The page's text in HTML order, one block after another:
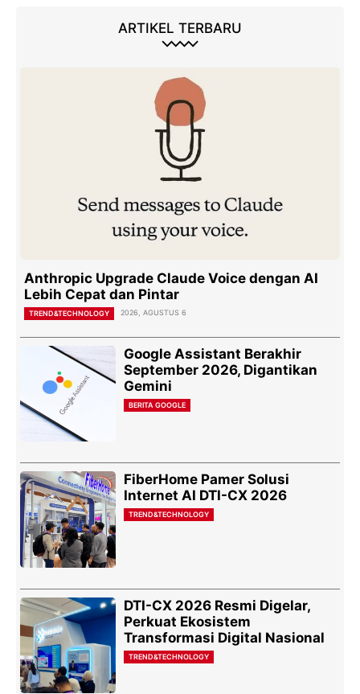
ARTIKEL TERBARU
Anthropic Upgrade Claude Voice dengan AI
Lebih Cepat dan Pintar
TREND&TECHNOLOGY 2026, AGUSTUS 6
Google Assistant Berakhir
September 2026, Digantikan
Gemini
BERITA GOOGLE
FiberHome Pamer Solusi
Internet AI DTI-CX 2026
TREND&TECHNOLOGY
DTI-CX 2026 Resmi Digelar,
Perkuat Ekosistem
Transformasi Digital Nasional
TREND&TECHNOLOGY